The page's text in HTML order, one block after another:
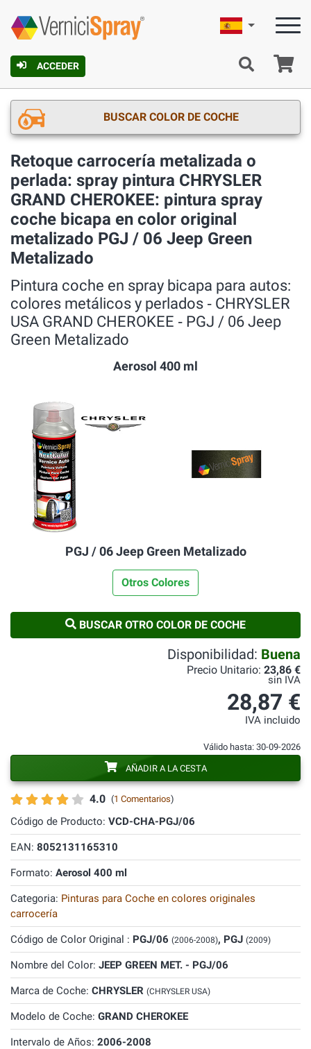
ACCEDER
Español
BUSCAR COLOR DE COCHE
Retoque carrocería metalizada o
perlada: spray pintura CHRYSLER
GRAND CHEROKEE: pintura spray
coche bicapa en color original
metalizado PGJ / 06 Jeep Green
Metalizado
Pintura coche en spray bicapa para autos:
colores metálicos y perlados ‐ CHRYSLER
USA GRAND CHEROKEE ‐ PGJ / 06 Jeep
Green Metalizado
Aerosol 400 ml
PGJ / 06 Jeep Green Metalizado
Otros Colores
BUSCAR OTRO COLOR DE COCHE
4.0 (1 Comentarios)
Código de Producto: VCD-CHA-PGJ/06
EAN: 8052131165310
Formato: Aerosol 400 ml
Categoria: Pinturas para Coche en colores originales
carrocería
Código de Color Original : PGJ/06 (2006-2008), PGJ (2009)
Nombre del Color: JEEP GREEN MET. - PGJ/06
Marca de Coche: CHRYSLER (CHRYSLER USA)
Modelo de Coche: GRAND CHEROKEE
Intervalo de Años: 2006-2008
Disponibilidad: Buena
Precio Unitario: 23,86 €
sin IVA
28,87 €
IVA incluido
Válido hasta: 30-09-2026
AÑADIR A LA CESTA